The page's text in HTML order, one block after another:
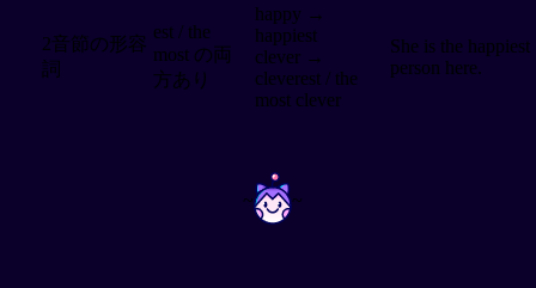
2音節の形容
詞
est / the
most の両
方あり
happy →
happiest
clever →
cleverest / the
most clever
She is the happiest
person here.
~ ~